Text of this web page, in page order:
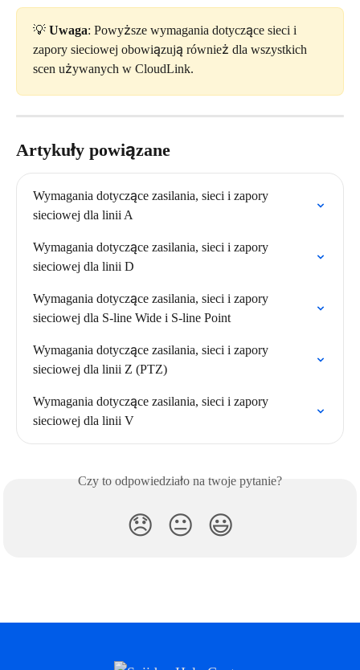
💡 Uwaga: Powyższe wymagania dotyczące sieci i
zapory sieciowej obowiązują również dla wszystkich
scen używanych w CloudLink.
Artykuły powiązane
Wymagania dotyczące zasilania, sieci i zapory
sieciowej dla linii A
Wymagania dotyczące zasilania, sieci i zapory
sieciowej dla linii D
Wymagania dotyczące zasilania, sieci i zapory
sieciowej dla S-line Wide i S-line Point
Wymagania dotyczące zasilania, sieci i zapory
sieciowej dla linii Z (PTZ)
Wymagania dotyczące zasilania, sieci i zapory
sieciowej dla linii V
Czy to odpowiedziało na twoje pytanie?
😞 😐 😃